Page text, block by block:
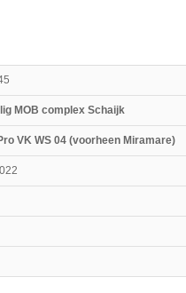
MOB complex Schaijk
VK WS 04 (voorheen Miramare)